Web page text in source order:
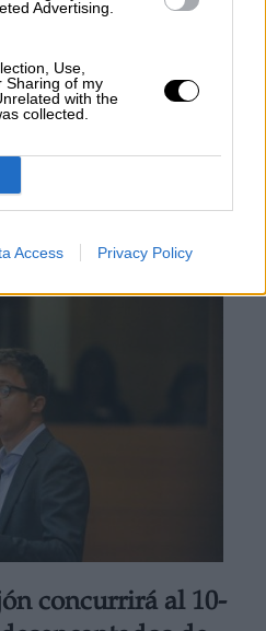
Advertising.
Use,
Sharing of my
with the
collected.
Access Privacy Policy
que “
” con ministros
al frente de
concurrirá al 10-